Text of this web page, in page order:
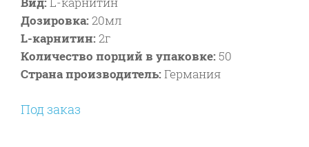
Дозировка:20мл
L-карнитин:2г
Количество порций в упаковке: 50
Страна производитель:Германия
Под заказ